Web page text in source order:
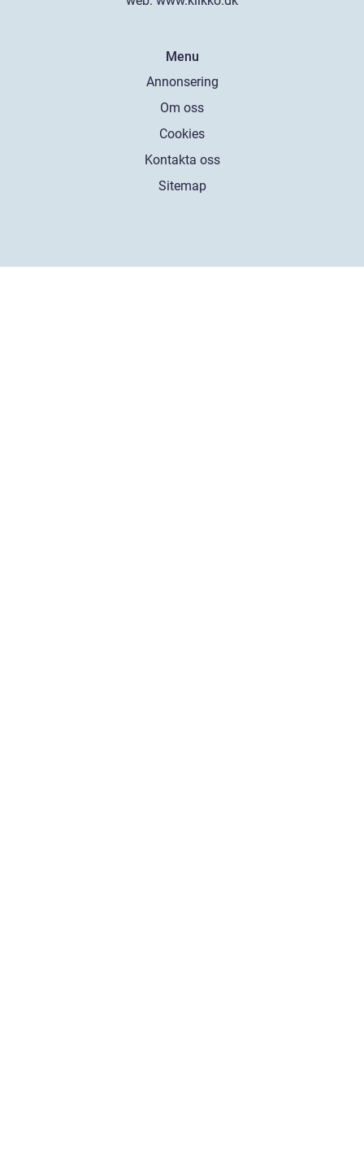
Menu
Annonsering
Om oss
Cookies
Kontakta oss
Sitemap